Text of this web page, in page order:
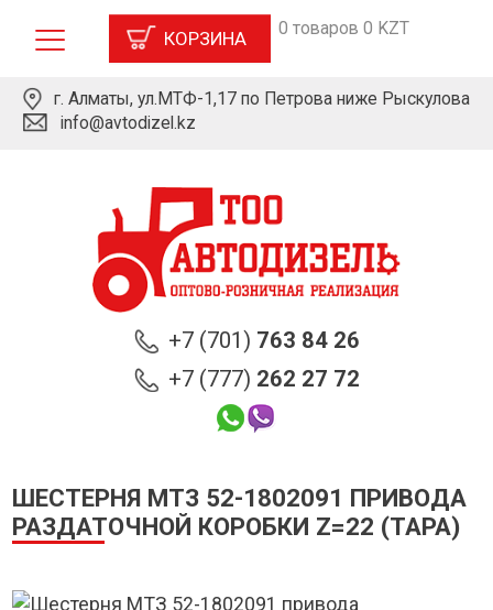
КОРЗИНА 0 товаров 0 KZT
г. Алматы, ул.МТФ-1,17 по Петрова ниже Рыскулова
info@avtodizel.kz
+7 (701) 763 84 26
+7 (777) 262 27 72
ШЕСТЕРНЯ МТЗ 52-1802091 ПРИВОДА
РАЗДАТОЧНОЙ КОРОБКИ Z=22 (ТАРА)